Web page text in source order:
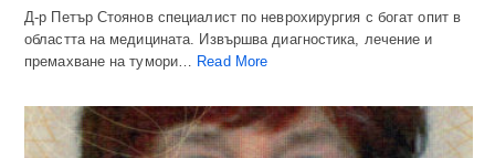
Д-р Петър Стоянов специалист по неврохирургия с богат опит в
областта на медицината. Извършва диагностика, лечение и
премахване на тумори…
Read More